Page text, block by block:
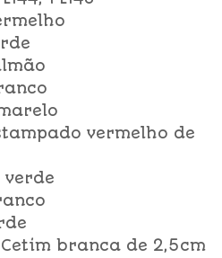
vermelho de
verde
branca de 2,5cm